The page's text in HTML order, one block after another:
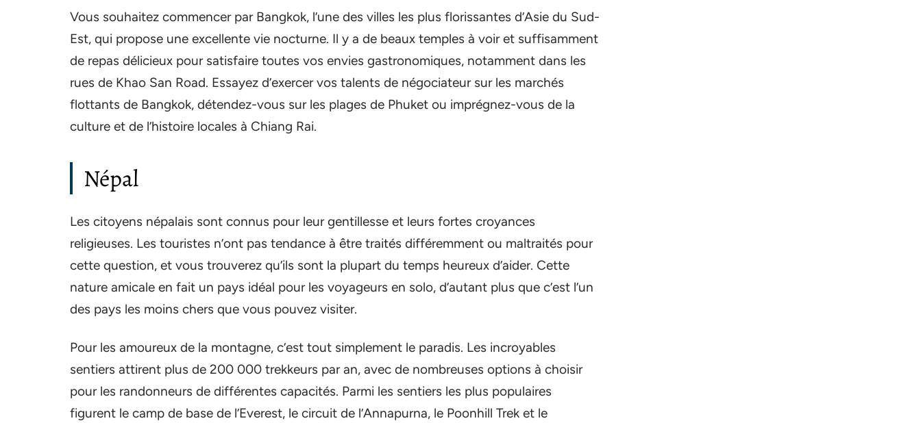
Vous souhaitez commencer par Bangkok, l’une des villes les plus florissantes d’Asie du Sud-
Est, qui propose une excellente vie nocturne. Il y a de beaux temples à voir et suffisamment
de repas délicieux pour satisfaire toutes vos envies gastronomiques, notamment dans les
rues de Khao San Road. Essayez d’exercer vos talents de négociateur sur les marchés
flottants de Bangkok, détendez-vous sur les plages de Phuket ou imprégnez-vous de la
culture et de l’histoire locales à Chiang Rai.
Népal
Les citoyens népalais sont connus pour leur gentillesse et leurs fortes croyances
religieuses. Les touristes n’ont pas tendance à être traités différemment ou maltraités pour
cette question, et vous trouverez qu’ils sont la plupart du temps heureux d’aider. Cette
nature amicale en fait un pays idéal pour les voyageurs en solo, d’autant plus que c’est l’un
des pays les moins chers que vous pouvez visiter.
Pour les amoureux de la montagne, c’est tout simplement le paradis. Les incroyables
sentiers attirent plus de 200 000 trekkeurs par an, avec de nombreuses options à choisir
pour les randonneurs de différentes capacités. Parmi les sentiers les plus populaires
figurent le camp de base de l’Everest, le circuit de l’Annapurna, le Poonhill Trek et le